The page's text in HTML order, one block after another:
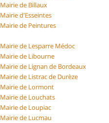
Mairie de Billaux
Mairie d'Esseintes
Mairie de Peintures
Mairie de Lesparre Médoc
Mairie de Libourne
Mairie de Lignan de Bordeaux
Mairie de Listrac de Durèze
Mairie de Lormont
Mairie de Louchats
Mairie de Loupiac
Mairie de Lucmau